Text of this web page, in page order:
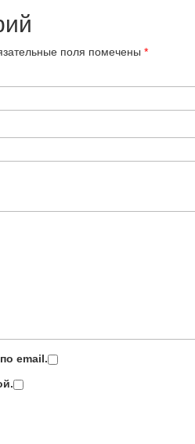
поля помечены *
email.